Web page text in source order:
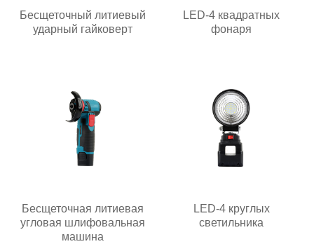
Бесщеточный литиевый
ударный гайковерт
LED-4 квадратных
фонаря
Бесщеточная литиевая
угловая шлифовальная
машина
LED-4 круглых
светильника